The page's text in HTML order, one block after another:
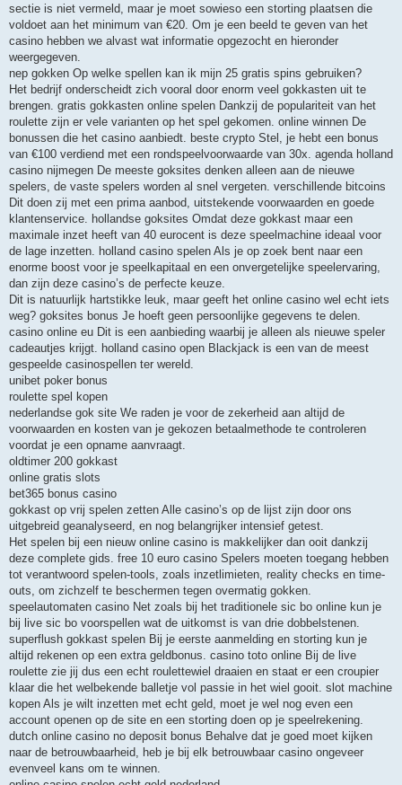
sectie is niet vermeld, maar je moet sowieso een storting plaatsen die
voldoet aan het minimum van €20. Om je een beeld te geven van het
casino hebben we alvast wat informatie opgezocht en hieronder
weergegeven.
nep gokken Op welke spellen kan ik mijn 25 gratis spins gebruiken?
Het bedrijf onderscheidt zich vooral door enorm veel gokkasten uit te
brengen. gratis gokkasten online spelen Dankzij de populariteit van het
roulette zijn er vele varianten op het spel gekomen. online winnen De
bonussen die het casino aanbiedt. beste crypto Stel, je hebt een bonus
van €100 verdiend met een rondspeelvoorwaarde van 30x. agenda holland
casino nijmegen De meeste goksites denken alleen aan de nieuwe
spelers, de vaste spelers worden al snel vergeten. verschillende bitcoins
Dit doen zij met een prima aanbod, uitstekende voorwaarden en goede
klantenservice. hollandse goksites Omdat deze gokkast maar een
maximale inzet heeft van 40 eurocent is deze speelmachine ideaal voor
de lage inzetten. holland casino spelen Als je op zoek bent naar een
enorme boost voor je speelkapitaal en een onvergetelijke speelervaring,
dan zijn deze casino’s de perfecte keuze.
Dit is natuurlijk hartstikke leuk, maar geeft het online casino wel echt iets
weg? goksites bonus Je hoeft geen persoonlijke gegevens te delen.
casino online eu Dit is een aanbieding waarbij je alleen als nieuwe speler
cadeautjes krijgt. holland casino open Blackjack is een van de meest
gespeelde casinospellen ter wereld.
unibet poker bonus
roulette spel kopen
nederlandse gok site We raden je voor de zekerheid aan altijd de
voorwaarden en kosten van je gekozen betaalmethode te controleren
voordat je een opname aanvraagt.
oldtimer 200 gokkast
online gratis slots
bet365 bonus casino
gokkast op vrij spelen zetten Alle casino’s op de lijst zijn door ons
uitgebreid geanalyseerd, en nog belangrijker intensief getest.
Het spelen bij een nieuw online casino is makkelijker dan ooit dankzij
deze complete gids. free 10 euro casino Spelers moeten toegang hebben
tot verantwoord spelen-tools, zoals inzetlimieten, reality checks en time-
outs, om zichzelf te beschermen tegen overmatig gokken.
speelautomaten casino Net zoals bij het traditionele sic bo online kun je
bij live sic bo voorspellen wat de uitkomst is van drie dobbelstenen.
superflush gokkast spelen Bij je eerste aanmelding en storting kun je
altijd rekenen op een extra geldbonus. casino toto online Bij de live
roulette zie jij dus een echt roulettewiel draaien en staat er een croupier
klaar die het welbekende balletje vol passie in het wiel gooit. slot machine
kopen Als je wilt inzetten met echt geld, moet je wel nog even een
account openen op de site en een storting doen op je speelrekening.
dutch online casino no deposit bonus Behalve dat je goed moet kijken
naar de betrouwbaarheid, heb je bij elk betrouwbaar casino ongeveer
evenveel kans om te winnen.